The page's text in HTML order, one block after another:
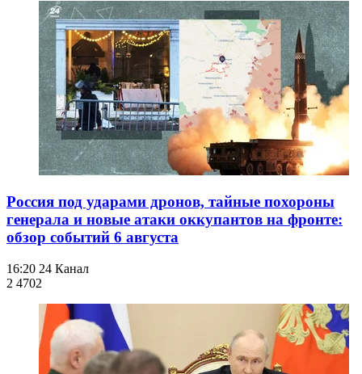
Россия под ударами дронов, тайные похороны
генерала и новые атаки оккупантов на фронте:
обзор событий 6 августа
16:20 24 Канал
2 4702